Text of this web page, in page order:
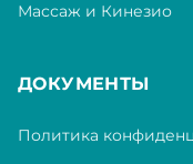
Массаж и Кинезио
ДОКУМЕНТЫ
Политика